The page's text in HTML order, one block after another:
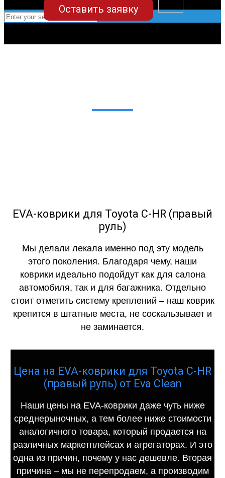
Оставить заявку
EVA-коврики для Toyota C-HR (правый
руль)
Мы делали лекала именно под эту модель
этого поколения. Благодаря чему, наши
коврики идеально подойдут как для салона
автомобиля, так и для багажника. Отдельно
стоит отметить систему креплений – наш коврик
крепится в штатные места, не соскальзывает и
не заминается.
Цена на EVA-коврики для Toyota C-HR
(правый руль) от Eva Clean
Наши цены на EVA-коврики даже чуть ниже
среднерыночных, а тем более ниже стоимости
аналогичного товара, который продается на
различных маркетплейсах и агрегаторах. И это
одна из причин, почему у нас дешевле. Вторая
причина – мы не перепродаем, а производим